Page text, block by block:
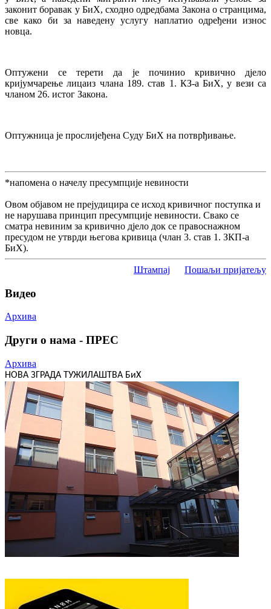
законит боравак у БиХ, сходно одредбама Закона о странцима,
све како би за наведену услугу наплатио одређени износ
новца.
Оптужени се терети да је починио кривично дјело
кријумчарење лицаиз члана 189. став 1. КЗ-а БиХ, у вези са
чланом 26. истог Закона.
Оптужница је прослијеђена Суду БиХ на потврђивање.
*напомена о начелу пресумпције невиности
Овом објавом не прејудицира се исход кривичног поступка и
не нарушава принцип пресумпције невиности. Свако се
сматра невиним за кривично дјело док се правоснажном
пресудом не утврди његова кривица (члан 3. став 1. ЗКП-а
БиХ).
Штампај Пошаљи пријатељу
Видео
Архива
Други о нама - ПРЕС
Архива
НОВА ЗГРАДА ТУЖИЛАШТВА БиХ